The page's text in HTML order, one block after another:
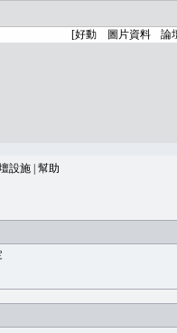
設施 幫助